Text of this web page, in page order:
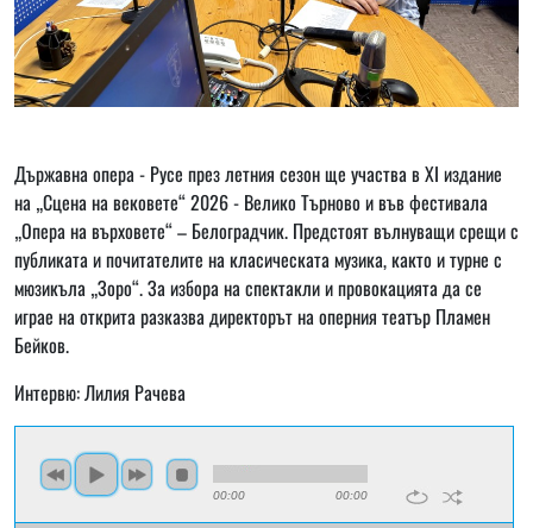
Държавна опера - Русе през летния сезон ще участва в ХІ издание
на „Сцена на вековете“ 2026 - Велико Търново и във фестивала
„Опера на върховете“ – Белоградчик. Предстоят вълнуващи срещи с
публиката и почитателите на класическата музика, както и турне с
мюзикъла „Зоро“. За избора на спектакли и провокацията да се
играе на открита разказва директорът на оперния театър Пламен
Бейков.
Интервю: Лилия Рачева
00:00 00:00